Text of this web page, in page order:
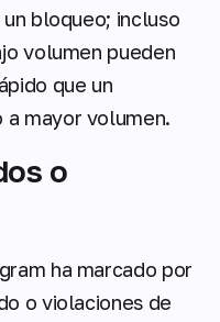
bloqueo; incluso
volumen pueden
que un
mayor volumen.
o
ha marcado por
o violaciones de